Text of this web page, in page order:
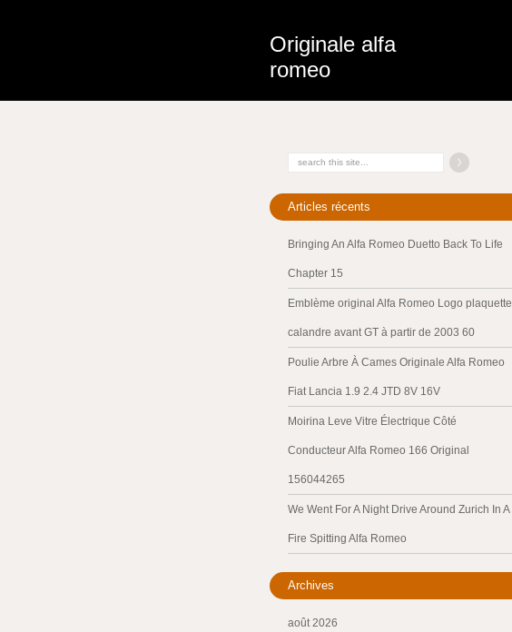
Originale alfa
romeo
Articles récents
Bringing An Alfa Romeo Duetto Back To Life
Chapter 15
Emblème original Alfa Romeo Logo plaquette
calandre avant GT à partir de 2003 60
Poulie Arbre À Cames Originale Alfa Romeo
Fiat Lancia 1.9 2.4 JTD 8V 16V
Moirina Leve Vitre Électrique Côté
Conducteur Alfa Romeo 166 Original
156044265
We Went For A Night Drive Around Zurich In A
Fire Spitting Alfa Romeo
Archives
août 2026